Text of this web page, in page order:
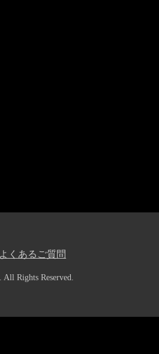
よくあるご質問
Rights Reserved.